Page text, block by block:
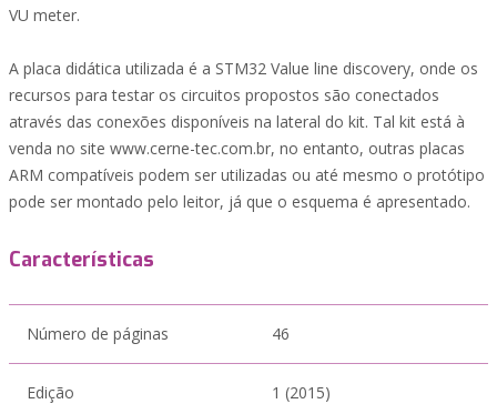
VU meter.
A placa didática utilizada é a STM32 Value line discovery, onde os
recursos para testar os circuitos propostos são conectados
através das conexões disponíveis na lateral do kit. Tal kit está à
venda no site www.cerne-tec.com.br, no entanto, outras placas
ARM compatíveis podem ser utilizadas ou até mesmo o protótipo
pode ser montado pelo leitor, já que o esquema é apresentado.
Características
Número de páginas 46
Edição 1 (2015)